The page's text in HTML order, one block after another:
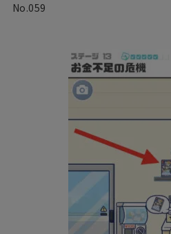
No.059